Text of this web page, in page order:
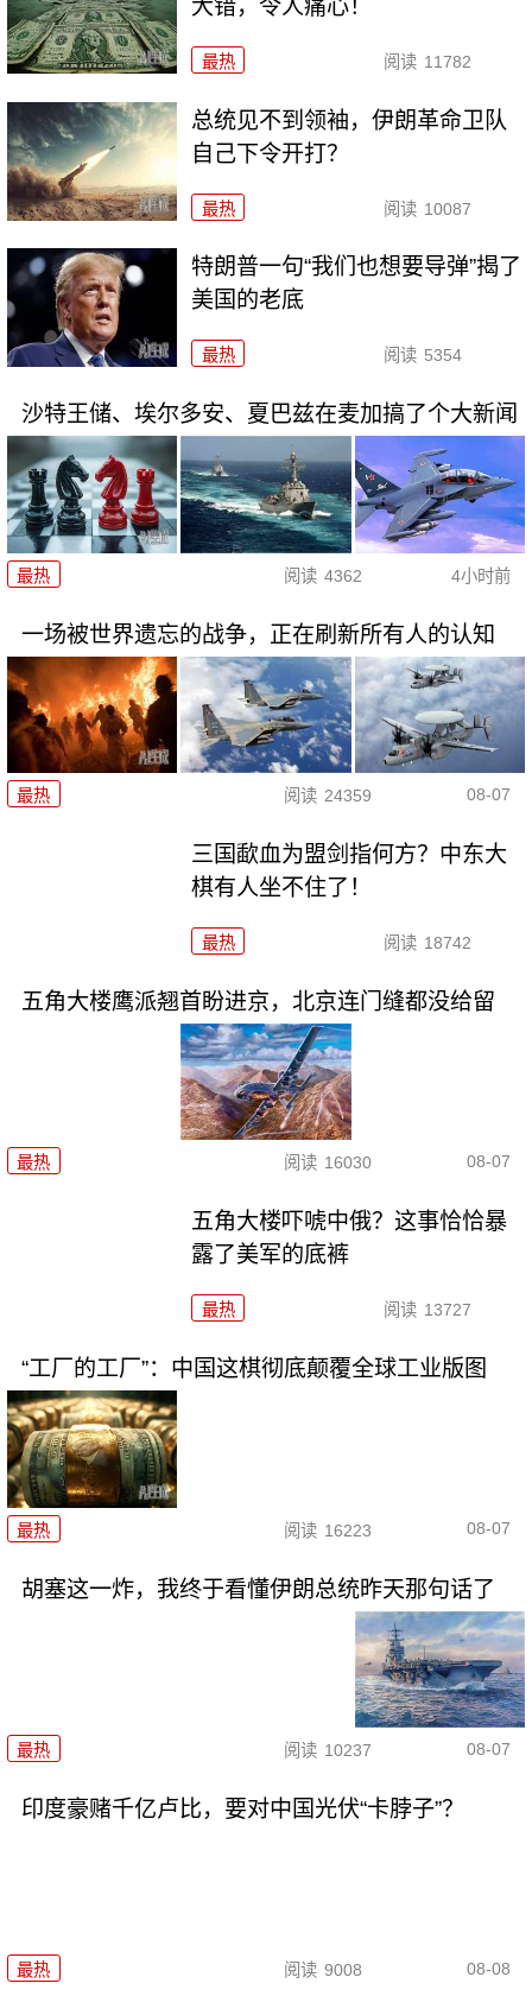
大错，令人痛心！
最热 阅读 11782
总统见不到领袖，伊朗革命卫队
自己下令开打？
最热 阅读 10087
特朗普一句“我们也想要导弹”揭了
美国的老底
最热 阅读 5354
沙特王储、埃尔多安、夏巴兹在麦加搞了个大新闻
最热 阅读 4362 4小时前
一场被世界遗忘的战争，正在刷新所有人的认知
最热 阅读 24359 08-07
三国歃血为盟剑指何方？中东大
棋有人坐不住了！
最热 阅读 18742
五角大楼鹰派翘首盼进京，北京连门缝都没给留
最热 阅读 16030 08-07
五角大楼吓唬中俄？这事恰恰暴
露了美军的底裤
最热 阅读 13727
“工厂的工厂”：中国这棋彻底颠覆全球工业版图
最热 阅读 16223 08-07
胡塞这一炸，我终于看懂伊朗总统昨天那句话了
最热 阅读 10237 08-07
印度豪赌千亿卢比，要对中国光伏“卡脖子”？
最热 阅读 9008 08-08